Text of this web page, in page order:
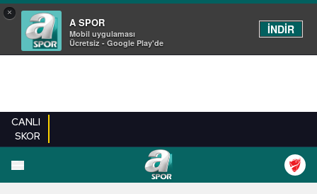
×
A SPOR
Mobil uygulaması
Ücretsiz - Google Play'de
İNDİR
CANLI
SKOR